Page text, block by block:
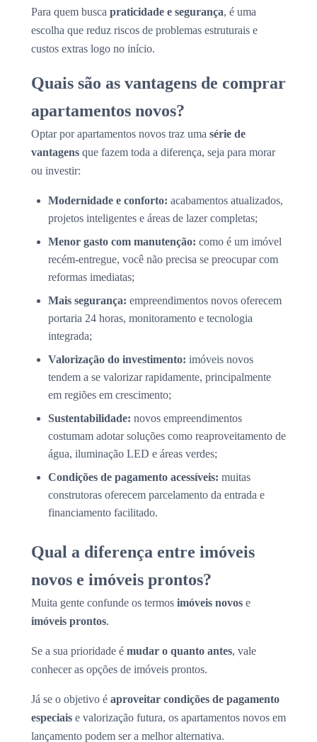
Para quem busca praticidade e segurança, é uma
escolha que reduz riscos de problemas estruturais e
custos extras logo no início.
Quais são as vantagens de comprar
apartamentos novos?
Optar por apartamentos novos traz uma série de
vantagens que fazem toda a diferença, seja para morar
ou investir:
Modernidade e conforto: acabamentos atualizados,
projetos inteligentes e áreas de lazer completas;
Menor gasto com manutenção: como é um imóvel
recém-entregue, você não precisa se preocupar com
reformas imediatas;
Mais segurança: empreendimentos novos oferecem
portaria 24 horas, monitoramento e tecnologia
integrada;
Valorização do investimento: imóveis novos
tendem a se valorizar rapidamente, principalmente
em regiões em crescimento;
Sustentabilidade: novos empreendimentos
costumam adotar soluções como reaproveitamento de
água, iluminação LED e áreas verdes;
Condições de pagamento acessíveis: muitas
construtoras oferecem parcelamento da entrada e
financiamento facilitado.
Qual a diferença entre imóveis
novos e imóveis prontos?
Muita gente confunde os termos imóveis novos e
imóveis prontos.
Se a sua prioridade é mudar o quanto antes, vale
conhecer as opções de imóveis prontos.
Já se o objetivo é aproveitar condições de pagamento
especiais e valorização futura, os apartamentos novos em
lançamento podem ser a melhor alternativa.